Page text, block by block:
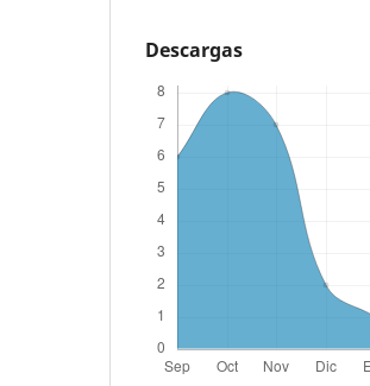
Descargas